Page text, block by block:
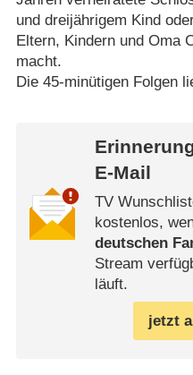
und dreijährigem Kind
Eltern, Kindern und Oma
macht.
Die 45-minütigen Folgen
E-Mail
TV
kostenlos,
deutschen
Stream
läuft.
jetzt